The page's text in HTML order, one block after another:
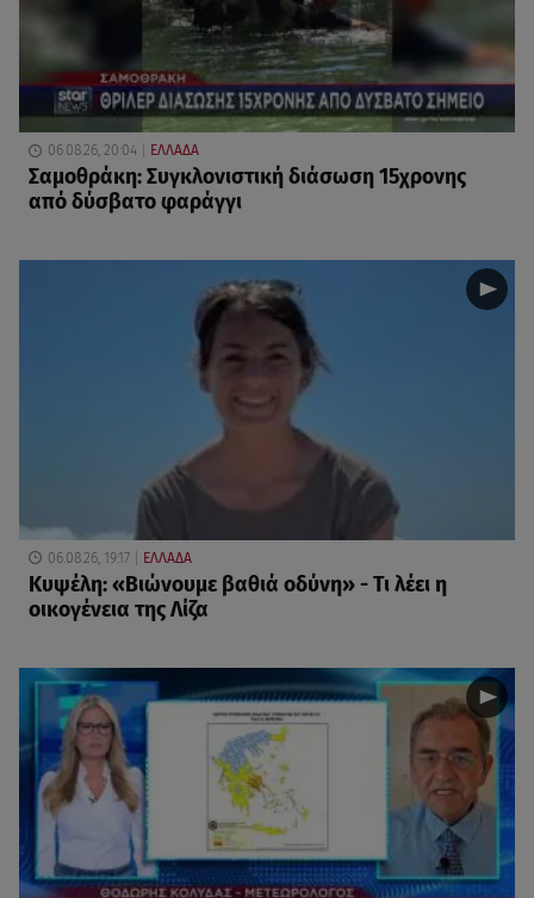
06.08.26, 20:04 ΕΛΛΑΔΑ
Σαμοθράκη: Συγκλονιστική διάσωση 15χρονης
από δύσβατο φαράγγι
06.08.26, 19:17 ΕΛΛΑΔΑ
Κυψέλη: «Βιώνουμε βαθιά οδύνη» - Τι λέει η
οικογένεια της Λίζα